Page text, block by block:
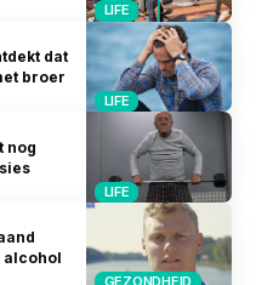
LIFE
LIFE
dat
broer
LIFE
nog
GEZONDHEID
alcohol